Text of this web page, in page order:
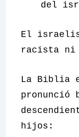
del
El
racista ni
La Biblia
pronunció
hijos: